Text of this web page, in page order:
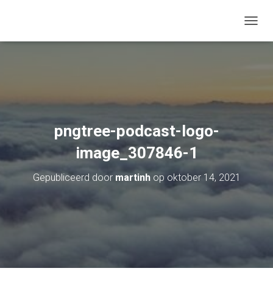
pngtree-podcast-logo-
image_307846-1
Gepubliceerd door martinhop oktober 14, 2021